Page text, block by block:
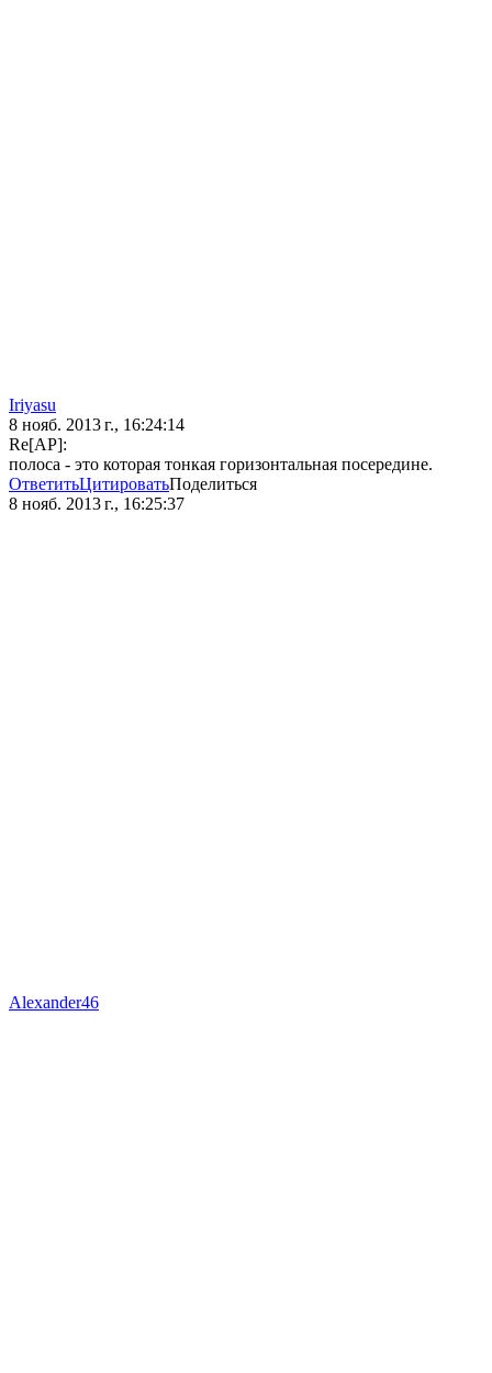
Iriyasu
8 нояб. 2013 г., 16:24:14
Re[AP]:
полоса - это которая тонкая горизонтальная посередине.
ОтветитьЦитироватьПоделиться
8 нояб. 2013 г., 16:25:37
Alexander46